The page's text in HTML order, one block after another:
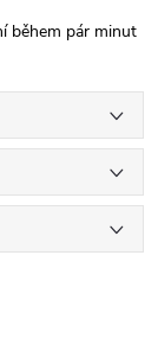
během pár minut